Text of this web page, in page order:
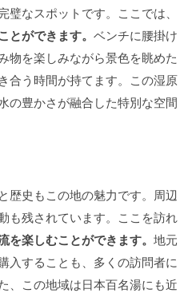
なスポットです。ここでは、
とができます。 ベンチに腰掛け
物を楽しみながら景色を眺めた
合う時間が持てます。この湿原
の豊かさが融合した特別な空間
歴史もこの地の魅力です。周辺
も残されています。ここを訪れ
を楽しむことができます。 地元
入することも、多くの訪問者に
、この地域は日本百名湯にも近